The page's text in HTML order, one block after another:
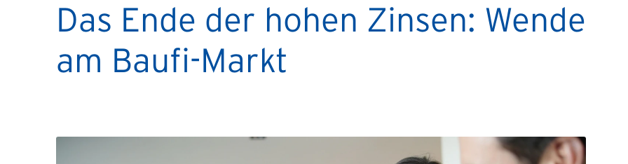
Das Ende der hohen Zinsen: Wende
am Baufi-Markt